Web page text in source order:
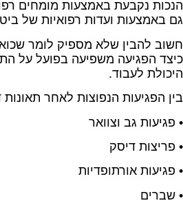
הנכות נקבעת באמצעות מומחים
גם באמצעות ועדות רפואיות של
חשוב להבין שלא מספיק לומר
כיצד הפגיעה משפיעה בפועל על
היכולת לעבוד.
בין הפגיעות הנפוצות לאחר תאונות
• פגיעות גב וצוואר
• פריצות דיסק
• פגיעות אורתופדיות
• שברים